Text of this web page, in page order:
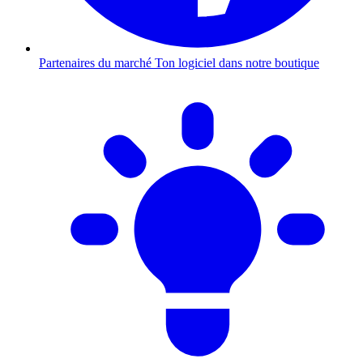
Partenaires du marché Ton logiciel dans notre boutique